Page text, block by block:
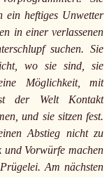
ein heftiges Unwetter
in einer verlassenen
suchen. Sie
wo sie sind, sie
Möglichkeit, mit
der Welt Kontakt
und sie sitzen fest.
Abstieg nicht zu
und Vorwürfe machen
Am nächsten